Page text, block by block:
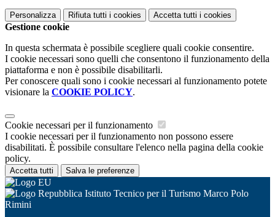
Personalizza Rifiuta tutti i cookies Accetta tutti i cookies
Gestione cookie
In questa schermata è possibile scegliere quali cookie consentire.
I cookie necessari sono quelli che consentono il funzionamento della
piattaforma e non è possibile disabilitarli.
Per conoscere quali sono i cookie necessari al funzionamento potete
visionare la COOKIE POLICY.
Cookie necessari per il funzionamento
I cookie necessari per il funzionamento non possono essere
disabilitati. È possibile consultare l'elenco nella pagina della cookie
policy.
Accetta tutti Salva le preferenze
Istituto Tecnico per il Turismo Marco Polo
Rimini